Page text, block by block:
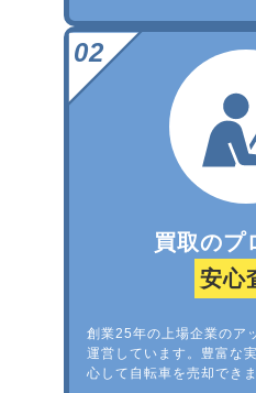
買取のプ
安心
創業25年の上場企業のア
運営しています。豊富な
心して自転車を売却できま